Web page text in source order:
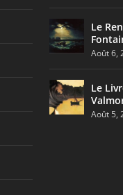
Le
Août 6,
Le
Août 5,